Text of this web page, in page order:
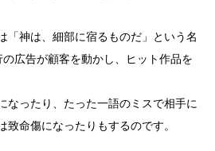
「神は、細部に宿るものだ」という名
広告が顧客を動かし、ヒット作品を
なったり、たった一語のミスで相手に
致命傷になったりもするのです。